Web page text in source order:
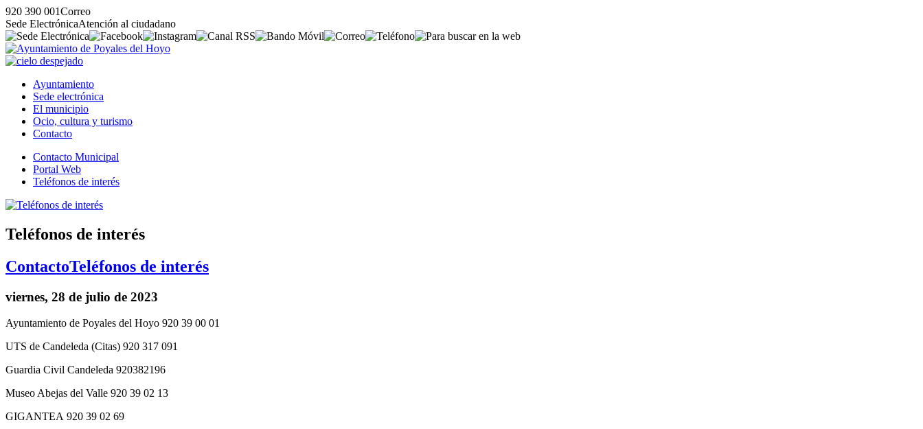
920 390 001Correo
Sede ElectrónicaAtención al ciudadano
Ayuntamiento
Sede electrónica
El municipio
Ocio, cultura y turismo
Contacto
Contacto Municipal
Portal Web
Teléfonos de interés
Teléfonos de interés
ContactoTeléfonos de interés
viernes, 28 de julio de 2023
Ayuntamiento de Poyales del Hoyo 920 39 00 01
UTS de Candeleda (Citas) 920 317 091
Guardia Civil Candeleda 920382196
Museo Abejas del Valle 920 39 02 13
GIGANTEA 920 39 02 69